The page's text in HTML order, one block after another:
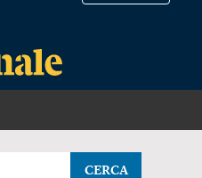
CERCA